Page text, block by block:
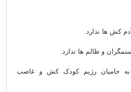
کش ها ندارد.
و ظالم ها ندارد.
حامیان رژیم کودک کش و غاصب